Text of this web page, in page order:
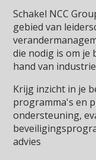
Schakel NCC
gebied van
die nodig is om je
hand van
Krijg inzicht in je
programma's en
ondersteuning,
advies